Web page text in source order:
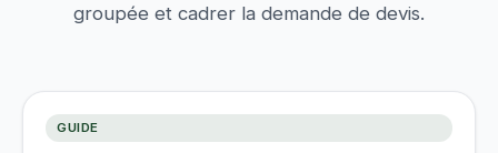
groupée et cadrer la demande de devis.
GUIDE